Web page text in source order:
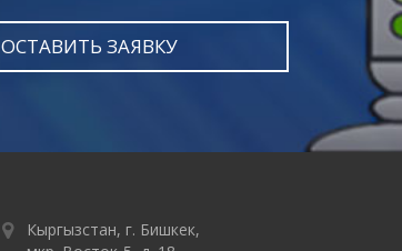
ОСТАВИТЬ ЗАЯВКУ
Кыргызстан, г. Бишкек,